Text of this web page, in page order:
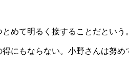
めて明るく接することだとい
にもならない。小野さんは努